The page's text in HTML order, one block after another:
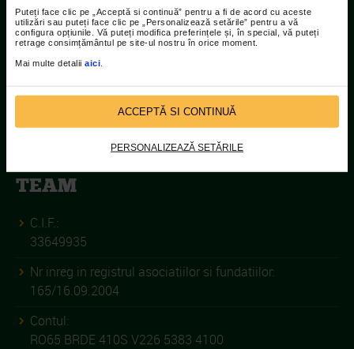
Puteți face clic pe „Acceptă si continuă” pentru a fi de acord cu aceste
utilizări sau puteți face clic pe „Personalizează setările” pentru a vă
configura opțiunile. Vă puteți modifica preferințele și, în special, vă puteți
retrage consimțământul pe site-ul nostru în orice moment.
Mai multe detalii aici
ACCEPTĂ SI CONTINUĂ
PERSONALIZEAZĂ SETĂRILE
Telefoane:
021.207.9136 / 021.207.9137
Fax:
TEAM
C.I.F.:
33649935
Nr inreg in registrul asociatiilor si fundatiilor:
165/16.09.2004
Contul:
RO65 BRDE 410S V226 5383 4100